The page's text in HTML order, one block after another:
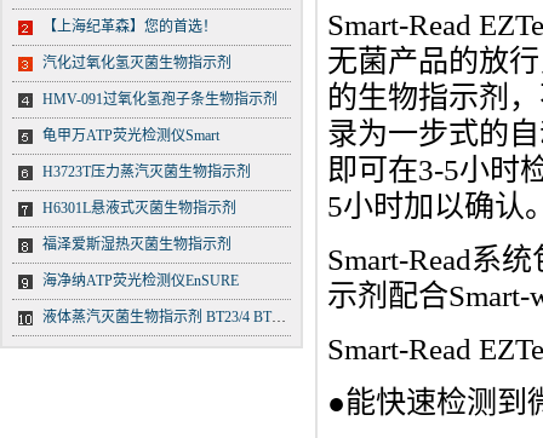
【上海纪革森】您的首选！
汽化过氧化氢灭菌生物指示剂
HMV-091过氧化氢孢子条生物指示剂
龟甲万ATP荧光检测仪Smart
H3723T压力蒸汽灭菌生物指示剂
H6301L悬液式灭菌生物指示剂
福泽爱斯湿热灭菌生物指示剂
海净纳ATP荧光检测仪EnSURE
液体蒸汽灭菌生物指示剂 BT23/4 BT23/5 BT23/6
Smart-Read
无菌产品的放
的生物指示剂
录为一步式的
即可在3-5小时
5小时加以确认
Smart-Read系
示剂配合
Smart-Read
●能快速检测到